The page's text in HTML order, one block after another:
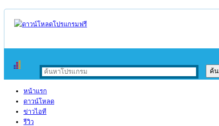
หน้าแรก
ดาวน์โหลด
ข่าวไอที
รีวิว